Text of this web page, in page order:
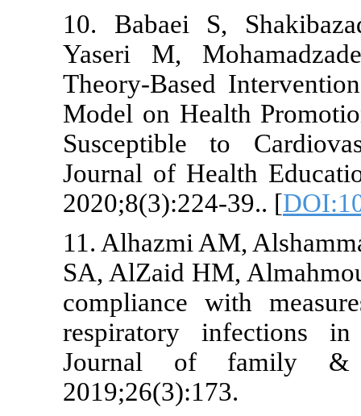
10. Babaei
Yaseri M,
Theory-
Model on
Susceptible
Journal of
11. Alhazmi
SA, AlZaid
compliance
respiratory
Journal